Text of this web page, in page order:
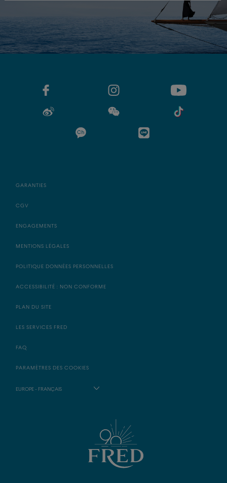
GARANTIES
CGV
ENGAGEMENTS
MENTIONS LÉGALES
POLITIQUE DONNÉES PERSONNELLES
ACCESSIBILITÉ : NON CONFORME
PLAN DU SITE
LES SERVICES FRED
FAQ
PARAMÈTRES DES COOKIES
EUROPE - FRANÇAIS